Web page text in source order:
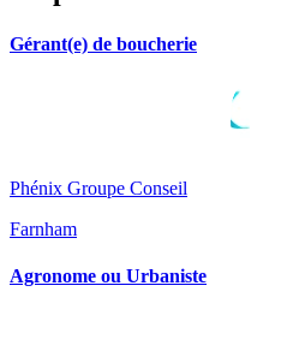
Gérant(e) de boucherie
Phénix Groupe Conseil
Farnham
Agronome ou Urbaniste